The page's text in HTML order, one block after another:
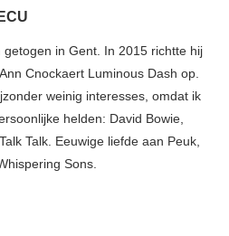
getogen in Gent. In 2015 richtte hij
Cnockaert Luminous Dash op.
weinig interesses, omdat ik
helden: David Bowie,
Talk. Eeuwige liefde aan Peuk,
Sons.